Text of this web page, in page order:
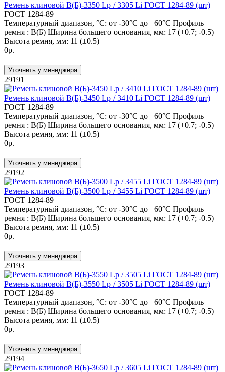
Ремень клиновой В(Б)-3350 Lp / 3305 Li ГОСТ 1284-89 (шт)
ГОСТ 1284-89
Температурный диапазон, °C: от -30°C до +60°C Профиль
ремня : В(Б) Ширина большего основания, мм: 17 (+0.7; -0.5)
Высота ремня, мм: 11 (±0.5)
0р.
Уточнить у менеджера
29191
Ремень клиновой В(Б)-3450 Lp / 3410 Li ГОСТ 1284-89 (шт)
ГОСТ 1284-89
Температурный диапазон, °C: от -30°C до +60°C Профиль
ремня : В(Б) Ширина большего основания, мм: 17 (+0.7; -0.5)
Высота ремня, мм: 11 (±0.5)
0р.
Уточнить у менеджера
29192
Ремень клиновой В(Б)-3500 Lp / 3455 Li ГОСТ 1284-89 (шт)
ГОСТ 1284-89
Температурный диапазон, °C: от -30°C до +60°C Профиль
ремня : В(Б) Ширина большего основания, мм: 17 (+0.7; -0.5)
Высота ремня, мм: 11 (±0.5)
0р.
Уточнить у менеджера
29193
Ремень клиновой В(Б)-3550 Lp / 3505 Li ГОСТ 1284-89 (шт)
ГОСТ 1284-89
Температурный диапазон, °C: от -30°C до +60°C Профиль
ремня : В(Б) Ширина большего основания, мм: 17 (+0.7; -0.5)
Высота ремня, мм: 11 (±0.5)
0р.
Уточнить у менеджера
29194